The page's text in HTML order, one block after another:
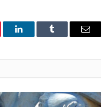
LinkedInTumblr Email